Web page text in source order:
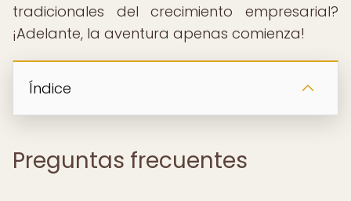
tradicionales del crecimiento empresarial?
¡Adelante, la aventura apenas comienza!
Índice
Preguntas frecuentes